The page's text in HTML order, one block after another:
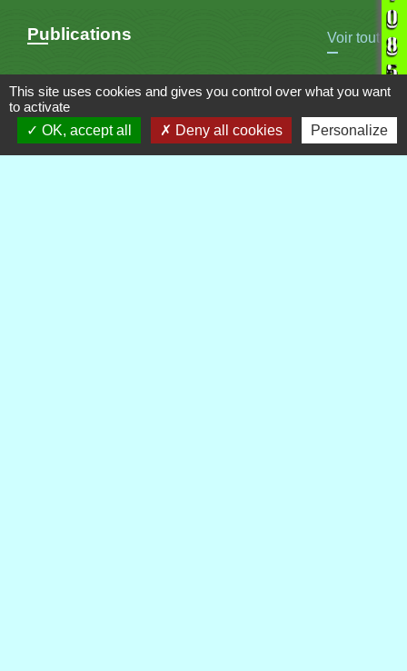
Publications Voir tout
This site uses cookies and gives you control over what you want
to activate
OK, accept all
Deny all cookies Personalize